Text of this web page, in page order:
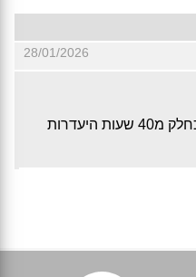
28/01/2026
האם טיפול שיניים יכול להיחשב כחלק מ40 שעות היעדרות